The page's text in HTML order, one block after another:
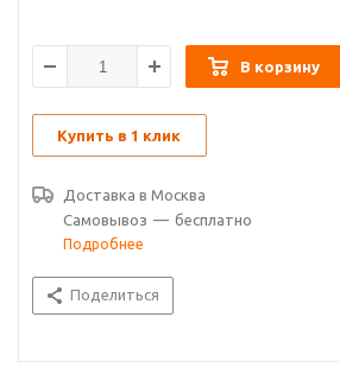
В корзину
Купить в 1 клик
Доставка в Москва
Самовывоз — бесплатно
Подробнее
Поделиться